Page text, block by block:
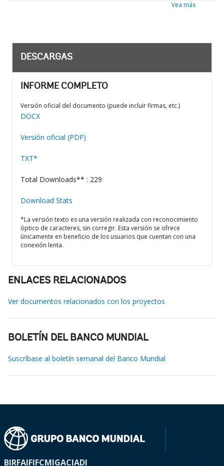
Vea más
DESCARGAS
INFORME COMPLETO
Versión oficial del documento (puede incluir firmas, etc.)
DOCX
Versión oficial (PDF)
TXT*
Total Downloads** : 229
Download Stats
*La versión texto es una versión realizada con reconocimiento
óptico de caracteres, sin corregir. Esta versión se ofrece
únicamente en beneficio de los usuarios que cuentan con una
conexión lenta.
ENLACES RELACIONADOS
Ver documentos relacionados con los proyectos
BOLETÍN DEL BANCO MUNDIAL
Suscríbase al boletín semanal del Banco Mundial
BIRFAIFIFCMIGACIADI